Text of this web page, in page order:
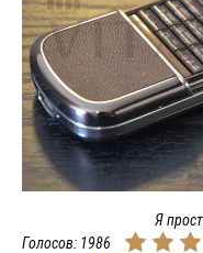
Я
Голосов: 1986